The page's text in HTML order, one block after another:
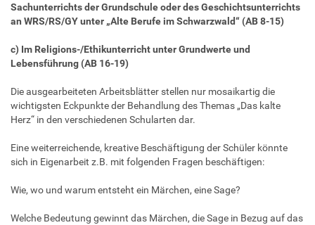
Sachunterrichts der Grundschule oder des Geschichtsunterrichts
an WRS/RS/GY unter „Alte Berufe im Schwarzwald“ (AB 8-15)
c) Im Religions-/Ethikunterricht unter Grundwerte und
Lebensführung (AB 16-19)
Die ausgearbeiteten Arbeitsblätter stellen nur mosaikartig die
wichtigsten Eckpunkte der Behandlung des Themas „Das kalte
Herz“ in den verschiedenen Schularten dar.
Eine weiterreichende, kreative Beschäftigung der Schüler könnte
sich in Eigenarbeit z.B. mit folgenden Fragen beschäftigen:
Wie, wo und warum entsteht ein Märchen, eine Sage?
Welche Bedeutung gewinnt das Märchen, die Sage in Bezug auf das